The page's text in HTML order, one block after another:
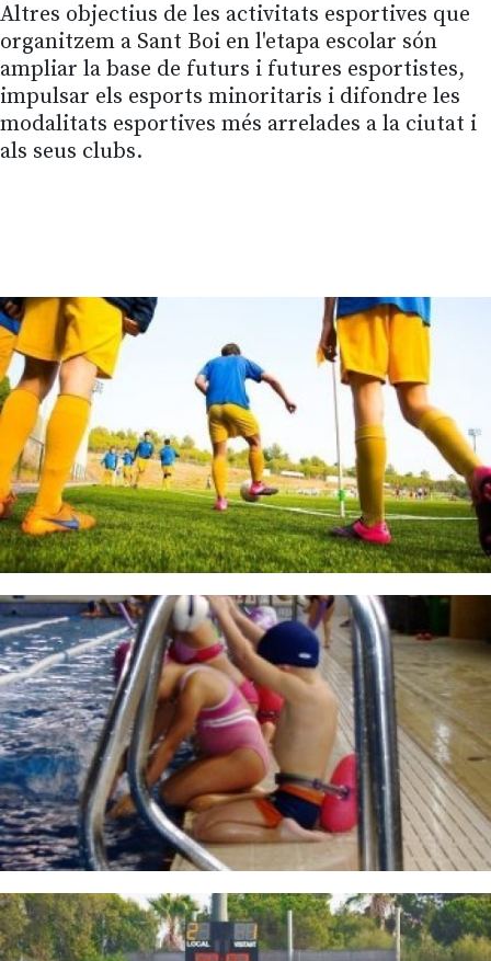
Altres objectius de les activitats esportives que
organitzem a Sant Boi en l'etapa escolar són
ampliar la base de futurs i futures esportistes,
impulsar els esports minoritaris i difondre les
modalitats esportives més arrelades a la ciutat i
als seus clubs.